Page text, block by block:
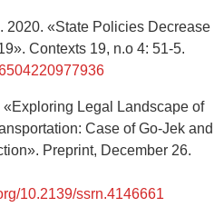
2020. «State Policies Decrease
Contexts 19, n.o 4: 51-5.
«Exploring Legal Landscape of
Case of Go-Jek and
Preprint, December 26.
10.2139/ssrn.4146661